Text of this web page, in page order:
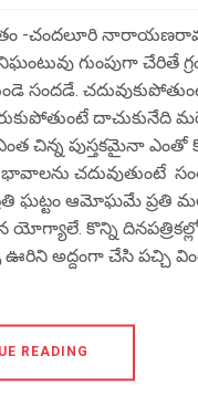
-చందలూరి
గుంపుగా చేరితే
సందడే.
దాచుకునేది
చిన్న పుస్తకమైనా ఎంతో
చదువుతుంటే
ఘట్టం ఆమోఘమే ప్రతి
యోగ్యాలే. కొన్ని
ఊరిని అద్దంగా చేసి పచ్చి
READING